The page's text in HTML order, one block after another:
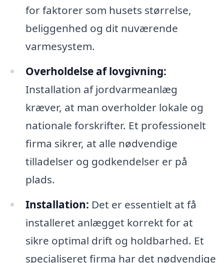
for faktorer som husets størrelse,
beliggenhed og dit nuværende
varmesystem.
Overholdelse af lovgivning:
Installation af jordvarmeanlæg
kræver, at man overholder lokale og
nationale forskrifter. Et professionelt
firma sikrer, at alle nødvendige
tilladelser og godkendelser er på
plads.
Installation: Det er essentielt at få
installeret anlægget korrekt for at
sikre optimal drift og holdbarhed. Et
specialiseret firma har det nødvendige